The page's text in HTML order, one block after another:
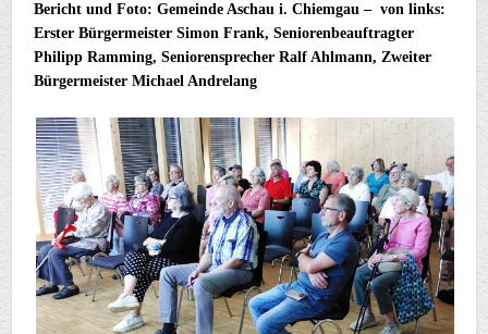
Bericht und Foto: Gemeinde Aschau i. Chiemgau – von links:
Erster Bürgermeister Simon Frank, Seniorenbeauftragter
Philipp Ramming, Seniorensprecher Ralf Ahlmann, Zweiter
Bürgermeister Michael Andrelang